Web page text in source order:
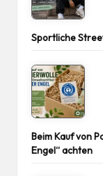
Sportliche
Beim Kauf von
Engel“ achten